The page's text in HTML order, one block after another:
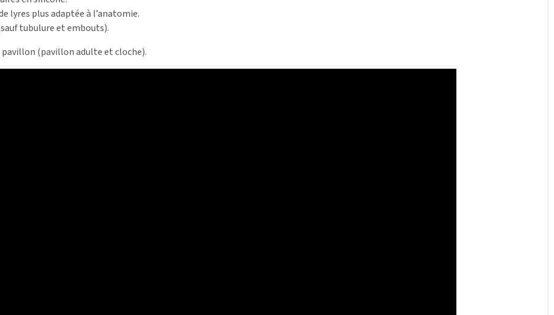
lyres plus adaptée à l’anatomie.
tubulure et embouts).
pavillon (pavillon adulte et cloche).